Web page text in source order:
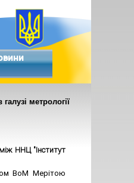
метрології
ННЦ "Інститут
ВоМ Мерітою